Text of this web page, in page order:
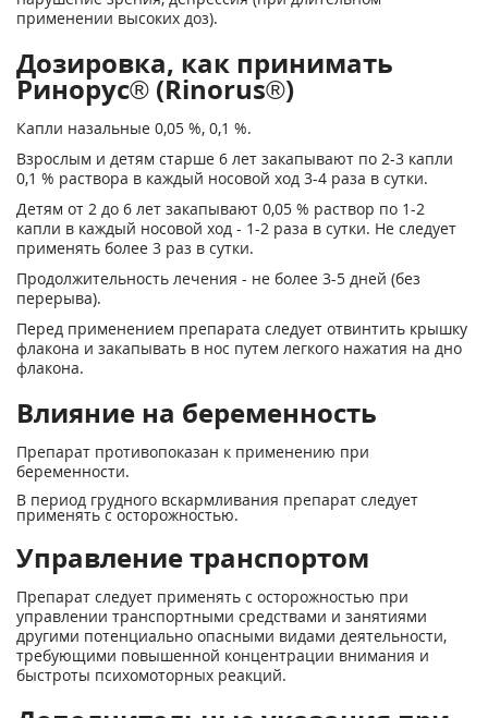
применении высоких доз).
Дозировка, как принимать
Ринорус® (Rinorus®)
Капли назальные 0,05 %, 0,1 %.
Взрослым и детям старше 6 лет закапывают по 2-3 капли
0,1 % раствора в каждый носовой ход 3-4 раза в сутки.
Детям от 2 до 6 лет закапывают 0,05 % раствор по 1-2
капли в каждый носовой ход - 1-2 раза в сутки. Не следует
применять более 3 раз в сутки.
Продолжительность лечения - не более 3-5 дней (без
перерыва).
Перед применением препарата следует отвинтить крышку
флакона и закапывать в нос путем легкого нажатия на дно
флакона.
Влияние на беременность
Препарат противопоказан к применению при
беременности.
В период грудного вскармливания препарат следует
применять с осторожностью.
Управление транспортом
Препарат следует применять с осторожностью при
управлении транспортными средствами и занятиями
другими потенциально опасными видами деятельности,
требующими повышенной концентрации внимания и
быстроты психомоторных реакций.